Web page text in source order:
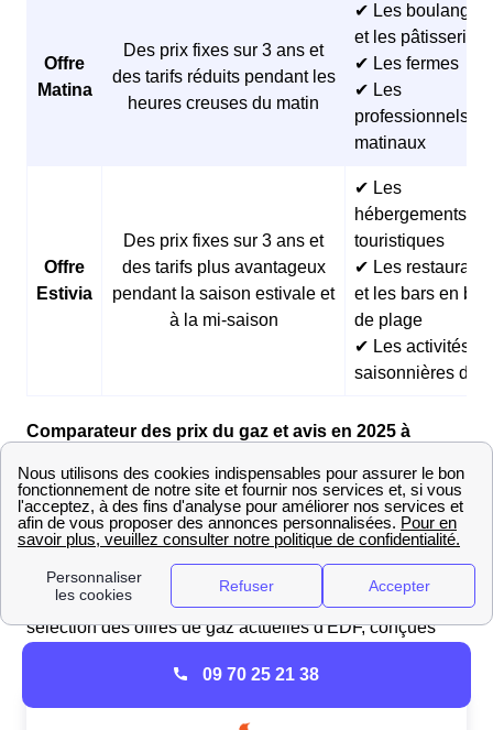
Offre
Matina
Des prix fixes sur 3 ans et
des tarifs réduits pendant les
heures creuses du matin
✔ Les
et les pâtisseries
✔ Les fermes
✔ Les
professionnels
matinaux
Offre
Estivia
Des prix fixes sur 3 ans et
des tarifs plus avantageux
pendant la saison estivale et
à la mi-saison
✔ Les
hébergements
touristiques
✔ Les restaurants
et les bars en
de plage
✔ Les activités
saisonnières
Comparateur des prix du gaz et avis en 2025 à
Pour choisir l'offre de gaz adaptée à vos besoins, il est
essentiel de comparer les différentes options
disponibles sur le marché. Ces offres diffèrent selon les
tarifs, les services inclus et leur impact
environnemental
. Le tableau ci-dessous présente une
sélection des offres de gaz actuelles d'EDF, conçues
09 70 25 21 38